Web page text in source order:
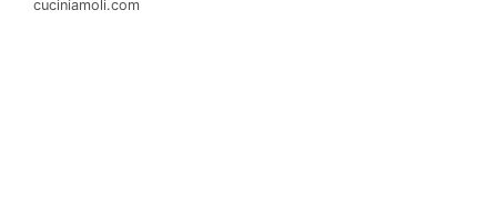
cuciniamoli.com